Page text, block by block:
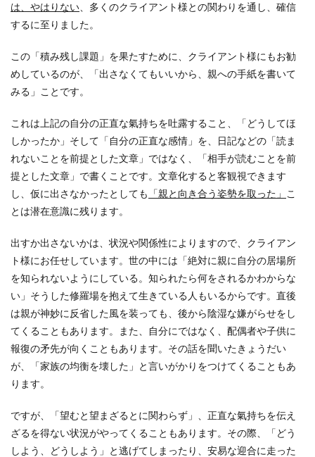
は、やはりない 、多くのクライアント様との関わりを通し、確信
するに至りました。
この「積み残し課題」を果たすために、クライアント様にもお勧
めしているのが、「出さなくてもいいから、親への手紙を書いて
みる」ことです。
これは上記の自分の正直な氣持ちを吐露すること、「どうしてほ
しかったか」そして「自分の正直な感情」を、日記などの「読ま
れないことを前提とした文章」ではなく、「相手が読むことを前
提とした文章」で書くことです。文章化すると客観視できます
し、仮に出さなかったとしても 「親と向き合う姿勢を取った」 こ
とは潜在意識に残ります。
出すか出さないかは、状況や関係性によりますので、クライアン
ト様にお任せしています。世の中には「絶対に親に自分の居場所
を知られないようにしている。知られたら何をされるかわからな
い」そうした修羅場を抱えて生きている人もいるからです。直後
は親が神妙に反省した風を装っても、後から陰湿な嫌がらせをし
てくることもあります。また、自分にではなく、配偶者や子供に
報復の矛先が向くこともあります。その話を聞いたきょうだい
が、「家族の均衡を壊した」と言いがかりをつけてくることもあ
ります。
ですが、「望むと望まざるとに関わらず」、正直な氣持ちを伝え
ざるを得ない状況がやってくることもあります。その際、「どう
しよう、どうしよう」と逃げてしまったり、安易な迎合に走った